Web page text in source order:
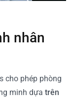
nhân
cho phép phòng
minh dựa trên